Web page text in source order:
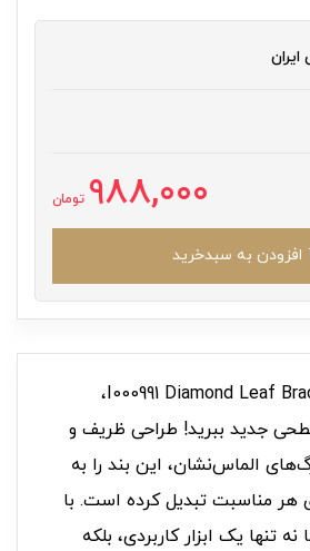
988,000 تومان
با بند اپل واچ I000991 Diamond Leaf Bracelet،
جدید ببرید! طراحی ظریف و
الماس‌نشان، این بند را به
هر مناسبت تبدیل کرده است. با
تنها یک ابزار کاربردی، بلکه